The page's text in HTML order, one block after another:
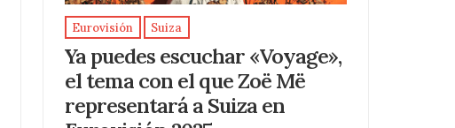
Eurovisión Suiza
Ya puedes escuchar «Voyage»,
el tema con el que Zoë Më
representará a Suiza en